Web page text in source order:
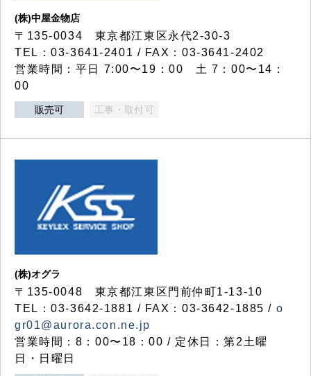
(株)中屋金物店
〒135-0034 東京都江東区永代2-30-3
TEL：03-3641-2401 / FAX：03-3641-2402
営業時間：平日 7:00〜19：00 土 7：00〜14：
00
販売可 工事・取付可
(株)オグラ
〒135-0048 東京都江東区門前仲町1-13-10
TEL：03-3642-1881 / FAX：03-3642-1885 / o
gr01@aurora.con.ne.jp
営業時間：8：00〜18：00 / 定休日：第2土曜
日・日曜日